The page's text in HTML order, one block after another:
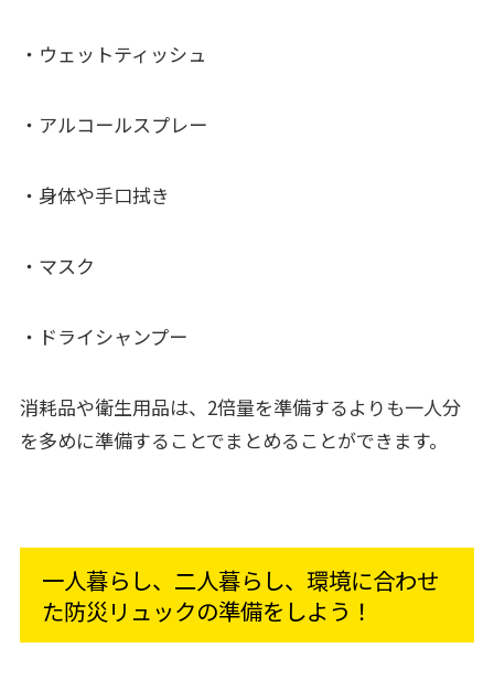
・ウェットティッシュ
・アルコールスプレー
・身体や手口拭き
・マスク
・ドライシャンプー
消耗品や衛生用品は、2倍量を準備するよりも一人分
を多めに準備することでまとめることができます。
一人暮らし、二人暮らし、環境に合わせ
た防災リュックの準備をしよう！